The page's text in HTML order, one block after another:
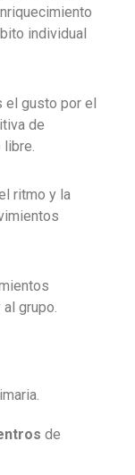
individual
el gusto por el
de
ritmo y la
grupo.
de